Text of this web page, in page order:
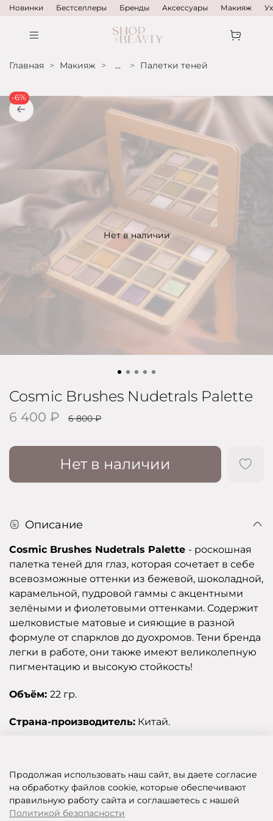
Новинки Бестселлеры Бренды Аксессуары Макияж
Главная Макияж ... Палетки теней
Нет в наличии
-6%
Cosmic Brushes Nudetrals Palette
6 400 ₽ 6 800 ₽
Нет в наличии
Описание
Cosmic Brushes Nudetrals Palette - роскошная
палетка теней для глаз, которая сочетает в себе
всевозможные оттенки из бежевой, шоколадной,
карамельной, пудровой гаммы с акцентными
зелёными и фиолетовыми оттенками. Содержит
шелковистые матовые и сияющие в разной
формуле от спарклов до дуохромов. Тени бренда
легки в работе, они также имеют великолепную
пигментацию и высокую стойкость!
Объём: 22 гр.
Страна-производитель: Китай.
SHOP OF BEAUTY - МУЛЬТИБРЕНДОВЫЙ ИНТЕРНЕТ-МАГАЗИН КОСМЕТИКИ
Продолжая использовать наш сайт, вы даете согласие
на обработку файлов cookie, которые обеспечивают
правильную работу сайта и соглашаетесь с нашей
Политикой безопасности